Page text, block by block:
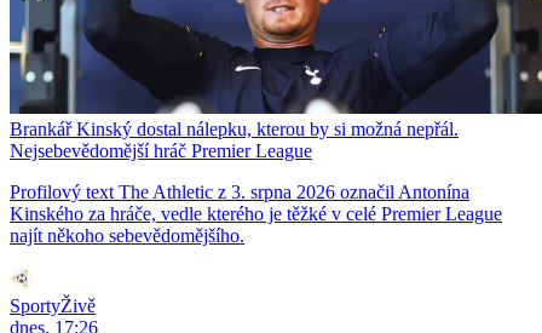
Brankář Kinský dostal nálepku, kterou by si možná nepřál.
Nejsebevědomější hráč Premier League
Profilový text The Athletic z 3. srpna 2026 označil Antonína
Kinského za hráče, vedle kterého je těžké v celé Premier League
najít někoho sebevědomějšího.
SportyŽivě
dnes, 17:26